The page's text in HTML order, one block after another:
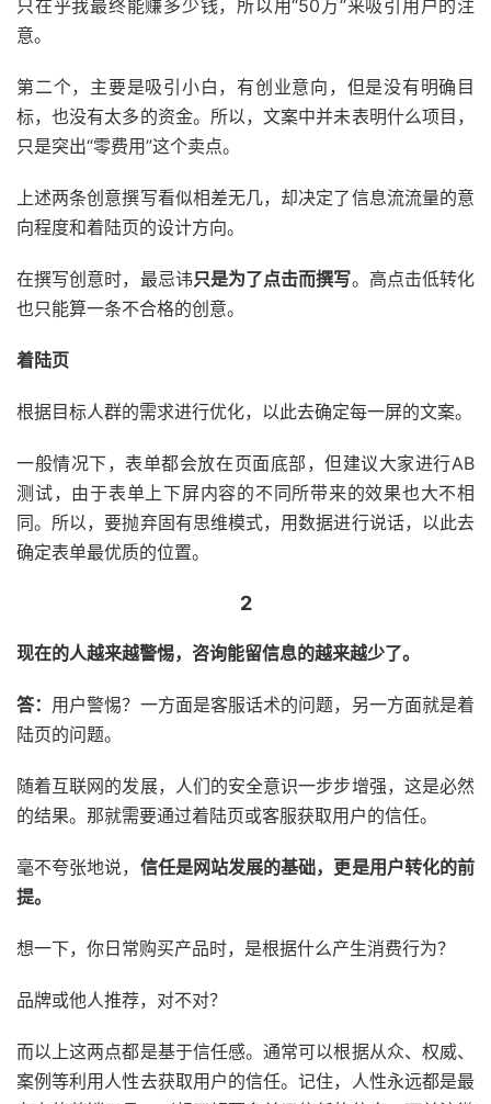
只在乎我最终能赚多少钱，所以用“50万”来吸引用户的注
意。
第二个，主要是吸引小白，有创业意向，但是没有明确目
标，也没有太多的资金。所以，文案中并未表明什么项目，
只是突出“零费用”这个卖点。
上述两条创意撰写看似相差无几，却决定了信息流流量的意
向程度和着陆页的设计方向。
在撰写创意时，最忌讳只是为了点击而撰写。高点击低转化
也只能算一条不合格的创意。
着陆页
根据目标人群的需求进行优化，以此去确定每一屏的文案。
一般情况下，表单都会放在页面底部，但建议大家进行AB
测试，由于表单上下屏内容的不同所带来的效果也大不相
同。所以，要抛弃固有思维模式，用数据进行说话，以此去
确定表单最优质的位置。
2
现在的人越来越警惕，咨询能留信息的越来越少了。
答： 用户警惕？一方面是客服话术的问题，另一方面就是着
陆页的问题。
随着互联网的发展，人们的安全意识一步步增强，这是必然
的结果。那就需要通过着陆页或客服获取用户的信任。
毫不夸张地说， 信任是网站发展的基础，更是用户转化的前
提。
想一下，你日常购买产品时，是根据什么产生消费行为？
品牌或他人推荐，对不对？
而以上这两点都是基于信任感。通常可以根据从众、权威、
案例等利用人性去获取用户的信任。记住，人性永远都是最